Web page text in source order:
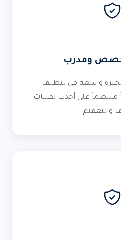
ومدرب
واسعة في تنظيف
منتظماً على أحدث تقنيات
والتعقيم.